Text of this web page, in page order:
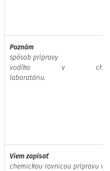
Poznám
spôsob prípravy
vodíka v
Viem zapísať
chemickou rovnicou prípravu